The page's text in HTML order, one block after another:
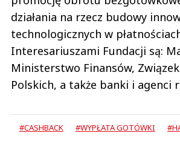
działania na rzecz budowy
technologicznych w
Interesariuszami Fundacji są:
Ministerstwo Finansów,
Polskich, a także banki i agenci
#CASHBACK #WYPŁATA GOTÓWKI